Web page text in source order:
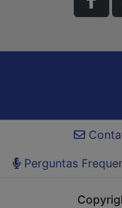
Perguntas